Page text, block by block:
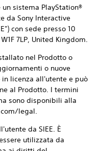
sistema PlayStation®
da Sony Interactive
con sede presso 10
7LP, United Kingdom.
nel Prodotto o
o nuove
in licenza all'utente e può
al Prodotto. I termini
sono disponibili alla
legal.
da SIEE. È
utilizzata da